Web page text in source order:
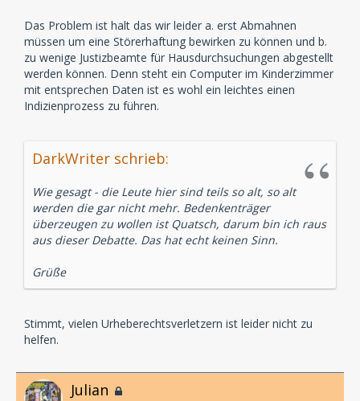
Das Problem ist halt das wir leider a. erst Abmahnen
müssen um eine Störerhaftung bewirken zu können und b.
zu wenige Justizbeamte für Hausdurchsuchungen abgestellt
werden können. Denn steht ein Computer im Kinderzimmer
mit entsprechen Daten ist es wohl ein leichtes einen
Indizienprozess zu führen.
DarkWriter schrieb:
Wie gesagt - die Leute hier sind teils so alt, so alt
werden die gar nicht mehr. Bedenkenträger
überzeugen zu wollen ist Quatsch, darum bin ich raus
aus dieser Debatte. Das hat echt keinen Sinn.
Grüße
Stimmt, vielen Urheberechtsverletzern ist leider nicht zu
helfen.
Julian